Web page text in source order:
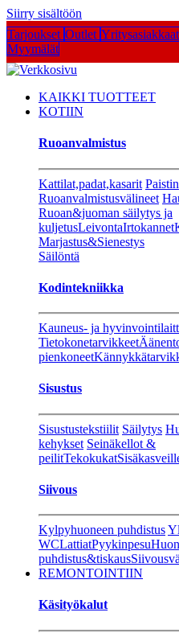
Siirry sisältöön
Tarjoukset Outlet Yritysasiakkaat
Myymälät
KAIKKI TUOTTEET
KOTIIN
Ruoanvalmistus
Kattilat,padat,kasarit
Ruoanvalmistusvälineet
Ruoan&juoman säilytys ja
kuljetusLeivontaIrtokannet
Marjastus&Sienestys
Säilöntä
Kodintekniikka
Kauneus- ja
Tietokonetarvikkeet
pienkoneet
Sisustus
Sisustustekstiilit Säilytys
kehykset Seinäkellot &
peilitTekokukat
Siivous
Kylpyhuoneen puhdistus
WCLattiatPyykinpesu
puhdistus&tiskaus
REMONTOINTIIN
Käsityökalut